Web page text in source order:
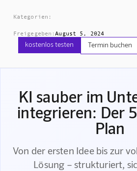
Kategorien:
Freigegeben:August 5, 2024
kostenlos testen Termin buchen
KI sauber im
integrieren: Der
Plan
Von der ersten Idee bis zur
Lösung – strukturiert,